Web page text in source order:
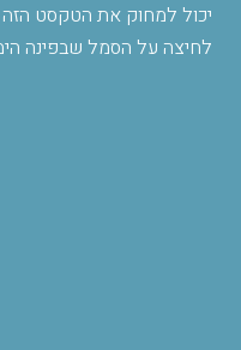
יכול למחוק את הטקסט הזה
לחיצה על הסמל שבפינה